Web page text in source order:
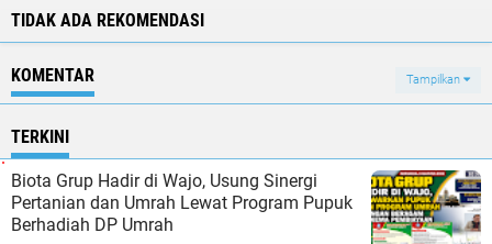
TIDAK ADA REKOMENDASI
KOMENTAR Tampilkan
TERKINI
Biota Grup Hadir di Wajo, Usung Sinergi
Pertanian dan Umrah Lewat Program Pupuk
Berhadiah DP Umrah